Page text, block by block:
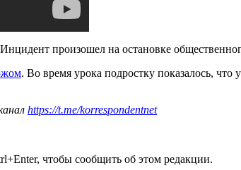
произошел на остановке
. Во время урока подростку показалось,
https://t.me/korrespondentnet
чтобы сообщить об этом редакции.